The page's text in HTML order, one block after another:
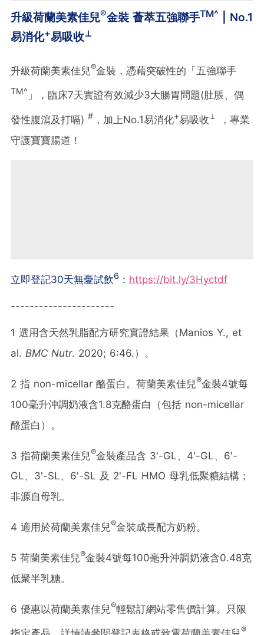
升級荷蘭美素佳兒®金裝 薈萃五強聯手TM^
| No.1
易消化+易吸收⊥
升級荷蘭美素佳兒®金裝，憑藉突破性的「五強聯手
TM^ 」，臨床7天實證有效減少3大腸胃問題(肚脹、偶
發性腹瀉及打嗝) # ，加上No.1易消化+易吸收 ⊥
，專業
守護寶寶腸道！
立即登記30天無憂試飲6 ： https://bit.ly/3Hyctdf
----------------------
1 選用含天然乳脂配方研究實證結果（Manios Y., et
al. BMC Nutr. 2020; 6:46.）。
2 指 non-micellar 酪蛋白。荷蘭美素佳兒®金裝4號每
100毫升沖調奶液含1.8克酪蛋白（包括 non-micellar
酪蛋白）。
3 指荷蘭美素佳兒®金裝產品含 3'-GL、4'-GL、6'-
GL、3'-SL、6'-SL 及 2'-FL HMO 母乳低聚糖結構；
非源自母乳。
4 適用於荷蘭美素佳兒®金裝成長配方奶粉。
5 荷蘭美素佳兒®金裝4號每100毫升沖調奶液含0.48克
低聚半乳糖。
6 優惠以荷蘭美素佳兒®輕鬆訂網站零售價計算。只限
®